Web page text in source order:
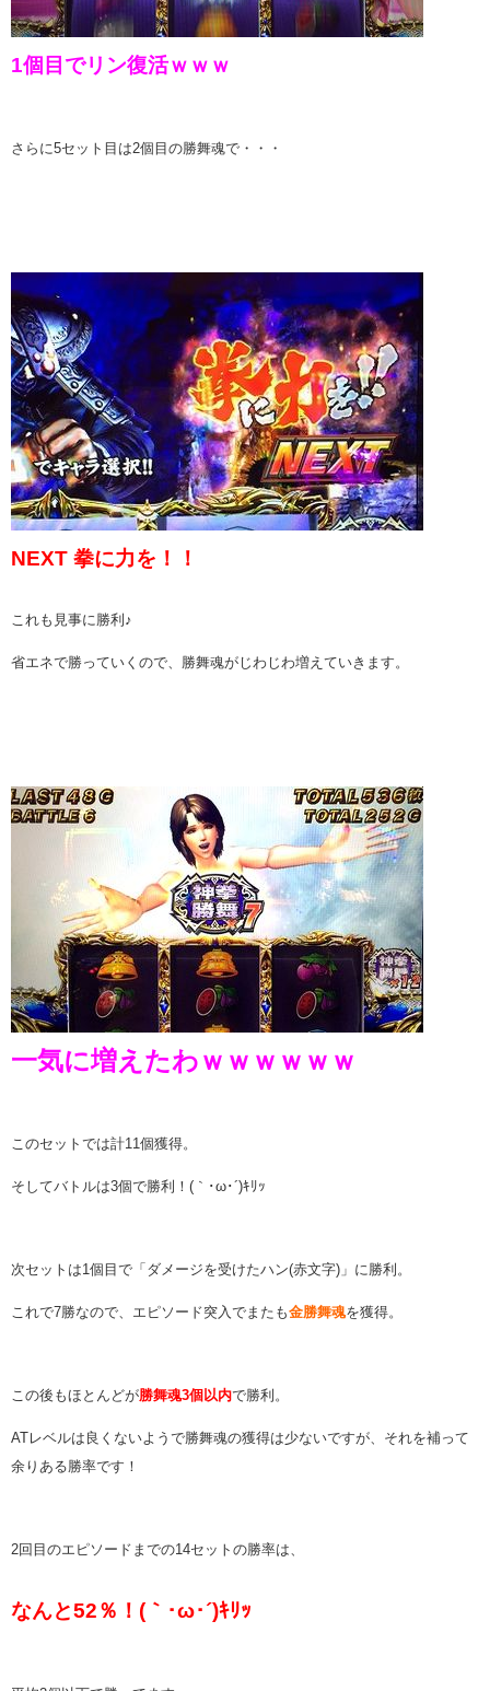
1個目でリン復活ｗｗｗ
さらに5セット目は2個目の勝舞魂で・・・
NEXT 拳に力を！！
これも見事に勝利♪
省エネで勝っていくので、勝舞魂がじわじわ増えていきます。
一気に増えたわｗｗｗｗｗｗ
このセットでは計11個獲得。
そしてバトルは3個で勝利！(｀･ω･´)ｷﾘｯ
次セットは1個目で「ダメージを受けたハン(赤文字)」に勝利。
これで7勝なので、エピソード突入でまたも金勝舞魂を獲得。
この後もほとんどが勝舞魂3個以内で勝利。
ATレベルは良くないようで勝舞魂の獲得は少ないですが、それを補って
余りある勝率です！
2回目のエピソードまでの14セットの勝率は、
なんと52％！(｀･ω･´)ｷﾘｯ